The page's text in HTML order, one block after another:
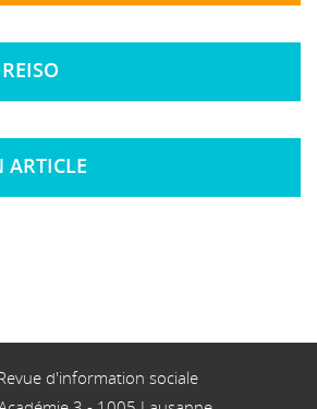
ARTICLE
d'information sociale